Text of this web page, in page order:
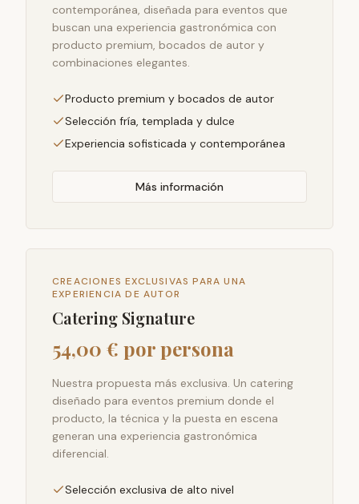
contemporánea, diseñada para eventos que
buscan una experiencia gastronómica con
producto premium, bocados de autor y
combinaciones elegantes.
Producto premium y bocados de autor
Selección fría, templada y dulce
Experiencia sofisticada y contemporánea
Más información
CREACIONES EXCLUSIVAS PARA UNA
EXPERIENCIA DE AUTOR
Catering Signature
54,00 € por persona
Nuestra propuesta más exclusiva. Un catering
diseñado para eventos premium donde el
producto, la técnica y la puesta en escena
generan una experiencia gastronómica
diferencial.
Selección exclusiva de alto nivel